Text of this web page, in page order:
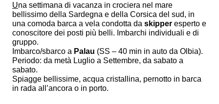
Una settimana di vacanza in crociera nel mare
bellissimo della Sardegna e della Corsica del sud, in
una comoda barca a vela condotta da skipper esperto e
conoscitore dei posti più belli. Imbarchi individuali e di
gruppo.
Imbarco/sbarco a Palau (SS – 40 min in auto da Olbia).
Periodo: da metà Luglio a Settembre, da sabato a
sabato.
Spiagge bellissime, acqua cristallina, pernotto in barca
in rada all’ancora o in porto.